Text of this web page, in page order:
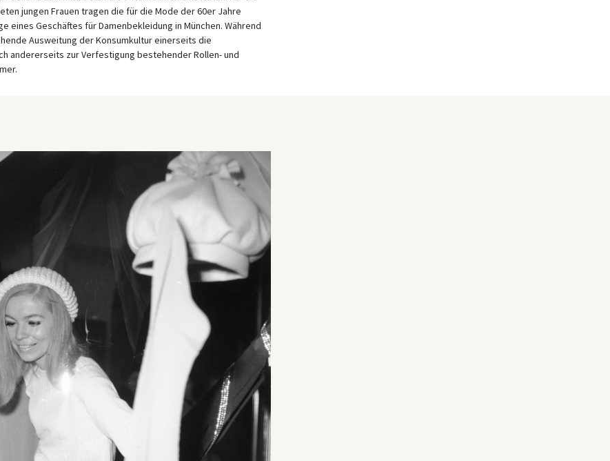
jungen Frauen tragen die für die Mode der 60er Jahre
eines Geschäftes für Damenbekleidung in München. Während
Ausweitung der Konsumkultur einerseits die
andererseits zur Verfestigung bestehender Rollen- und